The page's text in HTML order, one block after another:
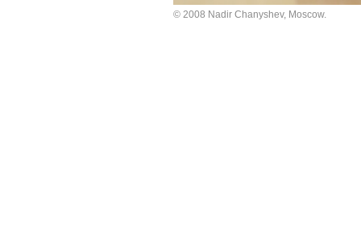
© 2008 Nadir Chanyshev, Moscow.